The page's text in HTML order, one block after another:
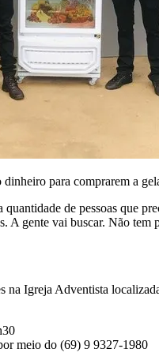
para comprarem a
de pessoas que
A gente vai buscar. Não tem
na Igreja Adventista
meio do (69) 9 9327-1980